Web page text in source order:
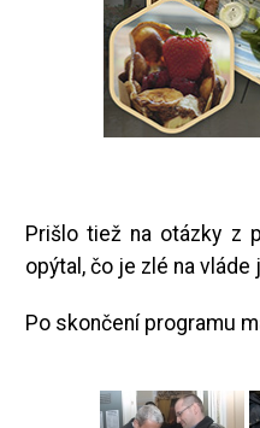
Prišlo tiež na otázky z
opýtal, čo je zlé na
Po skončení programu